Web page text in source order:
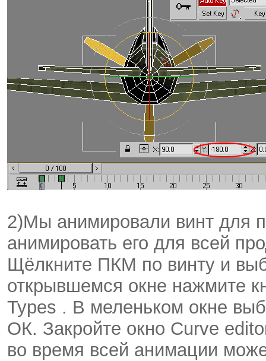
2)Мы анимировали винт для
анимировать его для всей
Щёлкните ПКМ по винту и
открывшемся окне нажмите
Types . В меленьком окне
ОК. Закройте окно Curve
во время всей анимации